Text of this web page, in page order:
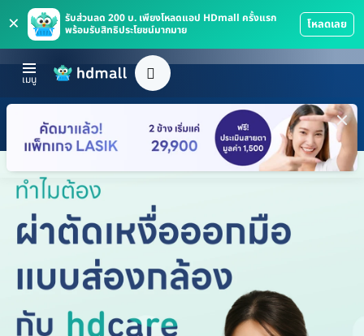
×
รับส่วนลด 200 บ. เพียงโหลดแอป HDmall ครั้งแรก
พร้อมรับสิทธิประโยชน์มากมาย
โหลดเลย